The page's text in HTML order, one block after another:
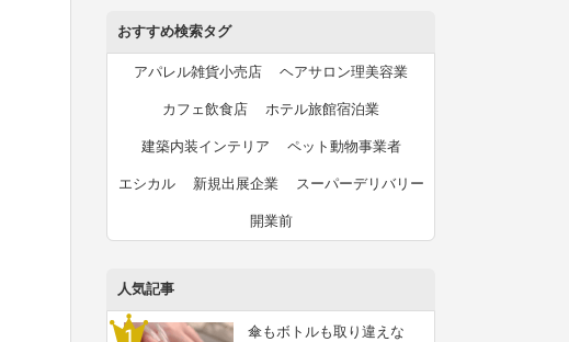
おすすめ検索タグ
アパレル雑貨小売店 ヘアサロン理美容業
カフェ飲食店 ホテル旅館宿泊業
建築内装インテリア ペット動物事業者
エシカル 新規出展企業 スーパーデリバリー
開業前
人気記事
傘もボトルも取り違えな